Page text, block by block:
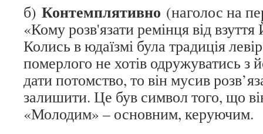
б) Контемплятивно (наголос на
«Кому розв'язати ремінця від
Колись в юдаїзмі була традиція
померлого не хотів одружуватись
дати потомство, то він мусив
залишити. Це був символ того, що
«Молодим» – основним, керуючим.